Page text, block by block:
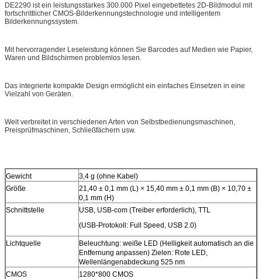
DE2290 ist ein leistungsstarkes 300.000 Pixel eingebettetes 2D-Bildmodul mit
fortschrittlicher CMOS-Bilderkennungstechnologie und intelligentem
Bilderkennungssystem.
Mit hervorragender Leseleistung können Sie Barcodes auf Medien wie Papier,
Waren und Bildschirmen problemlos lesen.
Das integrierte kompakte Design ermöglicht ein einfaches Einsetzen in eine
Vielzahl von Geräten.
Weit verbreitet in verschiedenen Arten von Selbstbedienungsmaschinen,
Preisprüfmaschinen, Schließfächern usw.
Gewicht
3,4 g (ohne Kabel)
Größe
21,40 ± 0,1 mm (L) × 15,40 mm ± 0,1 mm (B) × 10,70 ±
0,1 mm (H)
Schnittstelle
USB, USB-com (Treiber erforderlich), TTL
(USB-Protokoll: Full Speed, USB 2.0)
Lichtquelle
Beleuchtung: weiße LED (Helligkeit automatisch an die
Entfernung anpassen) Zielen: Rote LED,
Wellenlängenabdeckung 525 nm
CMOS
1280*800 CMOS